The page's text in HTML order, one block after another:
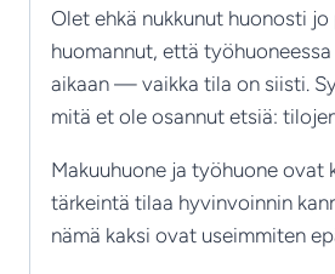
määrä
Olet ehkä nukkunut huonosti jo
huomannut, että
aikaan — vaikka tila on siisti.
mitä et ole osannut etsiä:
Makuuhuone ja työhuone ovat
tärkeintä tilaa hyvinvoinnin
nämä kaksi ovat useimmiten